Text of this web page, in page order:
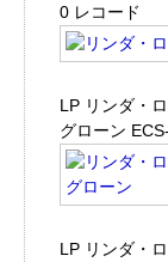
0 レコード
LP リンダ・
グローン
LP リンダ・